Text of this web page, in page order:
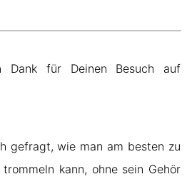
Dank für Deinen Besuch auf
gefragt, wie man am besten zu
kann, ohne sein Gehör